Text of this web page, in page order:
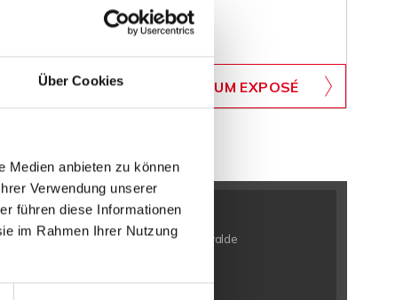
Über Cookies
Medien anbieten zu können
Verwendung unserer
führen diese Informationen
im Rahmen Ihrer Nutzung
WB-307
ZUM EXPOSÉ
/ Bölhorst Minden / Kutenhausen
/ Eldagsen
Petershagen / Friedewalde